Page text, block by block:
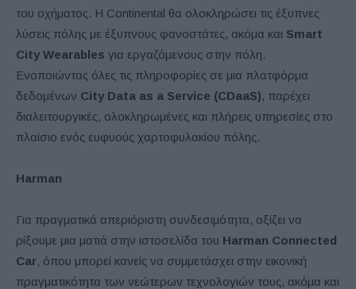
του οχήματος. Η Continental θα ολοκληρώσει τις έξυπνες
λύσεις πόλης με έξυπνους φανοστάτες, ακόμα και Smart
City Wearables για εργαζόμενους στην πόλη.
Ενοποιώντας όλες τις πληροφορίες σε μια πλατφόρμα
δεδομένων City Data as a Service (CDaaS), παρέχει
διαλειτουργικές, ολοκληρωμένες και πλήρεις υπηρεσίες στο
πλαίσιο ενός ευφυούς χαρτοφυλακίου πόλης.
Harman
Για πραγματικά απεριόριστη συνδεσιμότητα, αξίζει να
ρίξουμε μια ματιά στην ιστοσελίδα του Harman Connected
Car, όπου μπορεί κανείς να συμμετάσχει στην εικονική
πραγματικότητα των νεώτερων τεχνολογιών τους, ακόμα και